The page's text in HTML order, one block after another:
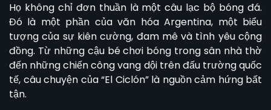
Họ không chỉ đơn thuần là một câu lạc bộ bóng đá.
Đó là một phần của văn hóa Argentina, một biểu
tượng của sự kiên cường, đam mê và tình yêu cộng
đồng. Từ những cậu bé chơi bóng trong sân nhà thờ
đến những chiến công vang dội trên đấu trường quốc
tế, câu chuyện của “El Ciclón” là nguồn cảm hứng bất
tận.